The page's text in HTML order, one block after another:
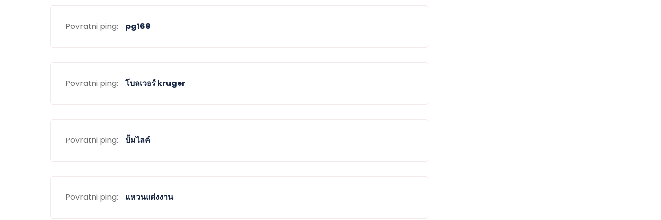
Povratni ping: pg168
Povratni ping: โบลเวอร์ kruger
Povratni ping: ปั้มไลค์
Povratni ping: แหวนแต่งงาน